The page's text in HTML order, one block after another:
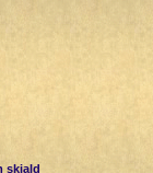
skjald